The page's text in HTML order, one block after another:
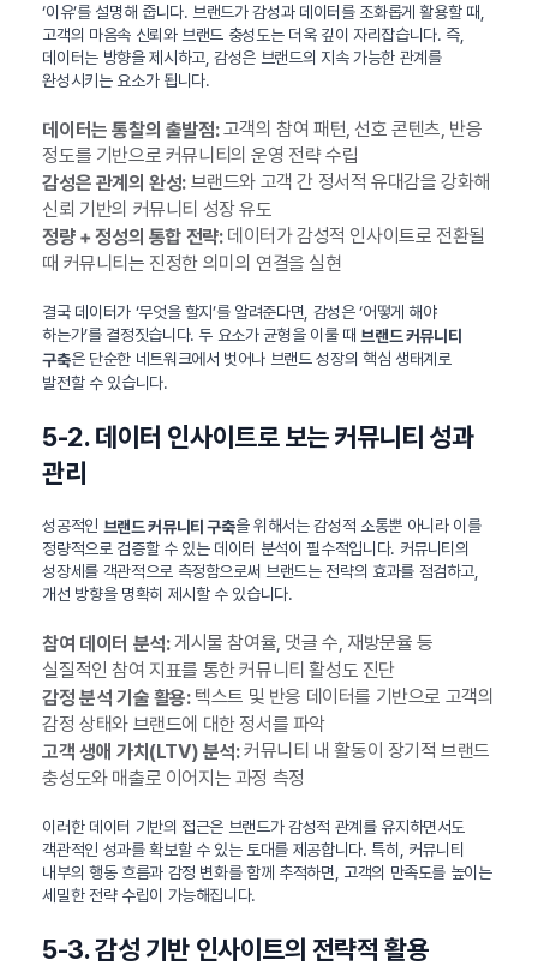
‘이유’를 설명해 줍니다. 브랜드가 감성과 데이터를 조화롭게 활용할 때,
고객의 마음속 신뢰와 브랜드 충성도는 더욱 깊이 자리잡습니다. 즉,
데이터는 방향을 제시하고, 감성은 브랜드의 지속 가능한 관계를
완성시키는 요소가 됩니다.
데이터는 통찰의 출발점:고객의 참여 패턴, 선호 콘텐츠, 반응
정도를 기반으로 커뮤니티의 운영 전략 수립
감성은 관계의 완성:브랜드와 고객 간 정서적 유대감을 강화해
신뢰 기반의 커뮤니티 성장 유도
정량 + 정성의 통합 전략:데이터가 감성적 인사이트로 전환될
때 커뮤니티는 진정한 의미의 연결을 실현
결국 데이터가 ‘무엇을 할지’를 알려준다면, 감성은 ‘어떻게 해야
하는가’를 결정짓습니다. 두 요소가 균형을 이룰 때 브랜드 커뮤니티
구축은 단순한 네트워크에서 벗어나 브랜드 성장의 핵심 생태계로
발전할 수 있습니다.
5-2. 데이터 인사이트로 보는 커뮤니티 성과
관리
성공적인 브랜드 커뮤니티 구축을 위해서는 감성적 소통뿐 아니라 이를
정량적으로 검증할 수 있는 데이터 분석이 필수적입니다. 커뮤니티의
성장세를 객관적으로 측정함으로써 브랜드는 전략의 효과를 점검하고,
개선 방향을 명확히 제시할 수 있습니다.
참여 데이터 분석:게시물 참여율, 댓글 수, 재방문율 등
실질적인 참여 지표를 통한 커뮤니티 활성도 진단
감정 분석 기술 활용:텍스트 및 반응 데이터를 기반으로 고객의
감정 상태와 브랜드에 대한 정서를 파악
고객 생애 가치(LTV) 분석:커뮤니티 내 활동이 장기적 브랜드
충성도와 매출로 이어지는 과정 측정
이러한 데이터 기반의 접근은 브랜드가 감성적 관계를 유지하면서도
객관적인 성과를 확보할 수 있는 토대를 제공합니다. 특히, 커뮤니티
내부의 행동 흐름과 감정 변화를 함께 추적하면, 고객의 만족도를 높이는
세밀한 전략 수립이 가능해집니다.
5-3. 감성 기반 인사이트의 전략적 활용